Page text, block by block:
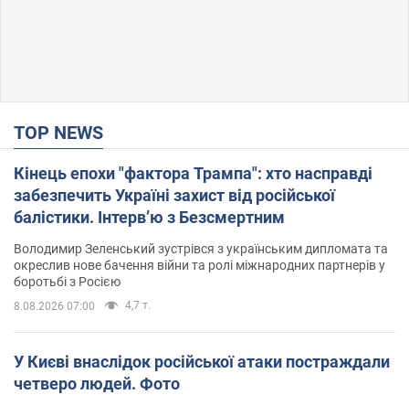
TOP NEWS
Кінець епохи "фактора Трампа": хто насправді
забезпечить Україні захист від російської
балістики. Інтерв’ю з Безсмертним
Володимир Зеленський зустрівся з українським дипломата та
окреслив нове бачення війни та ролі міжнародних партнерів у
боротьбі з Росією
8.08.2026 07:00 4,7 т.
У Києві внаслідок російської атаки постраждали
четверо людей. Фото